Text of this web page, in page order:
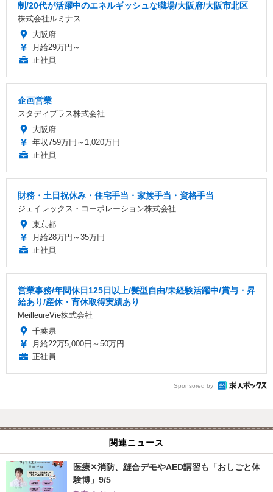
制/20代が活躍中のエネルギッシュな職場/大阪府/大阪市北区
株式会社ルミナス
大阪府
月給29万円～
正社員
企画営業
スタディプラス株式会社
大阪府
年収759万円～1,020万円
正社員
財務・土日祝休み・住宅手当・家族手当・資格手当
ジェイレックス・コーポレーション株式会社
東京都
月給28万円～35万円
正社員
営業事務/年間休日125日以上/髪型自由/未経験活躍中/賞与・昇
給あり/産休・育休取得実績あり
MeilleureVie株式会社
千葉県
月給22万5,000円～50万円
正社員
Sponsored by
関連ニュース
医療✕消防、縫合デモやAED講習も「おしごと体
験博」9/5